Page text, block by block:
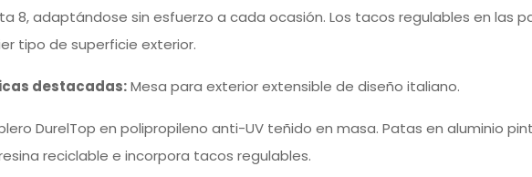
8, adaptándose sin esfuerzo a cada ocasión. Los tacos regulables en las
tipo de superficie exterior.
destacadas:Mesa para exterior extensible de diseño italiano.
DurelTop en polipropileno anti-UV teñido en masa. Patas en aluminio
reciclable e incorpora tacos regulables.
vendemos muebles, te
ahora